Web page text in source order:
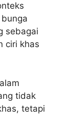
sebagai
ciri khas
tidak
tetapi